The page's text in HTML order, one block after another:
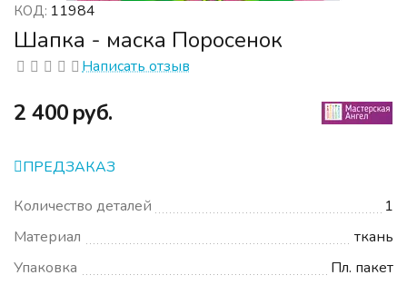
КОД: 11984
Шапка - маска Поросенок
Написать отзыв
‍2 400‍руб.
ПРЕДЗАКАЗ
Количество деталей
1
Материал
ткань
Упаковка
Пл. пакет